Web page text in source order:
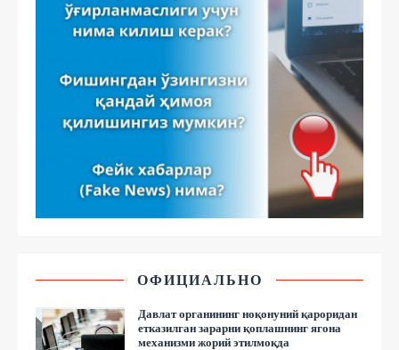
ОФИЦИАЛЬНО
Давлат органининг ноқонуний қароридан
етказилган зарарни қоплашнинг ягона
механизми жорий этилмоқда